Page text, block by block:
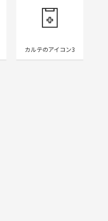
カルテのアイコン3